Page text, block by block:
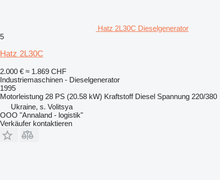
Hatz 2L30C Dieselgenerator
5
Hatz 2L30C
2.000 € ≈ 1.869 CHF
Industriemaschinen - Dieselgenerator
1995
Motorleistung 28 PS (20.58 kW) Kraftstoff Diesel Spannung 220/380
Ukraine, s. Volitsya
OOO "Annaland - logistik"
Verkäufer kontaktieren